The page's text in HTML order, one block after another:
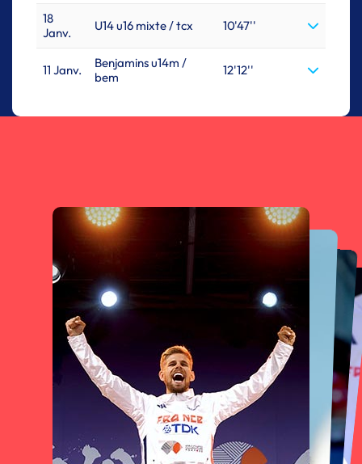
18
Janv.
U14 u16 mixte / tcx 10'47''
11 Janv.
Benjamins u14m /
bem
12'12''